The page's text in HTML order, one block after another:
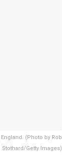
(Photo by Rob
Stothard/Getty Images)